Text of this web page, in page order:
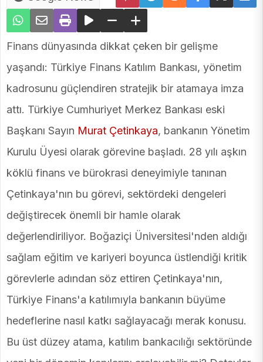
Finans dünyasında dikkat çeken bir gelişme
yaşandı: Türkiye Finans Katılım Bankası, yönetim
kadrosunu güçlendiren stratejik bir atamaya imza
attı. Türkiye Cumhuriyet Merkez Bankası eski
Başkanı Sayın Murat Çetinkaya, bankanın Yönetim
Kurulu Üyesi olarak görevine başladı. 28 yılı aşkın
köklü finans ve bürokrasi deneyimiyle tanınan
Çetinkaya'nın bu görevi, sektördeki dengeleri
değiştirecek önemli bir hamle olarak
değerlendiriliyor. Boğaziçi Üniversitesi'nden aldığı
sağlam eğitim ve kariyeri boyunca üstlendiği kritik
görevlerle adından söz ettiren Çetinkaya'nın,
Türkiye Finans'a katılımıyla bankanın büyüme
hedeflerine nasıl katkı sağlayacağı merak konusu.
Bu üst düzey atama, katılım bankacılığı sektöründe